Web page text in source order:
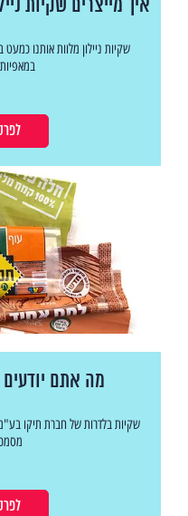
איך מייצרים שקיות
שקיות ניילון מלוות אותנו
מה אתם
שקיות בלדרות של חברת תיקו